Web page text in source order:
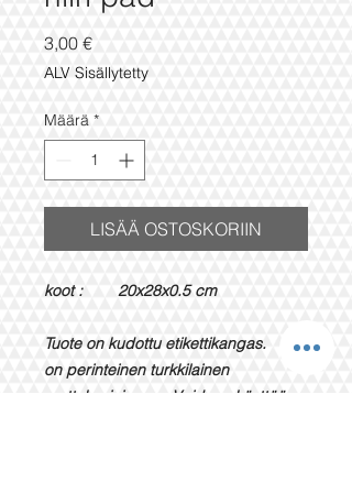
3,00 €Hinta
ALV Sisällytetty
Määrä *
LISÄÄ OSTOSKORIIN
koot : 20x28x0.5 cm
Tuote on kudottu etikettikangas. Se
on perinteinen turkkilainen
mattokuvioinen. Voidaan käyttää